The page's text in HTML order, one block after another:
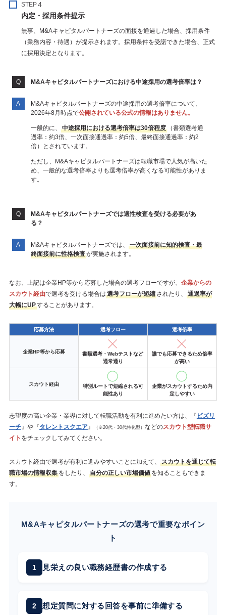
STEP
内定・採用条件提示
無事、M&Aキャピタルパートナーズの面接を通過した場合、採用条件
（業務内容・待遇）が提示されます。採用条件を受諾できた場合、正式
に採用決定となります。
M&Aキャピタルパートナーズにおける中途採用の選考倍率は？
M&Aキャピタルパートナーズの中途採用の選考倍率について、
2026年8月時点で公開されている公式の情報はありません。
一般的に、 中途採用における選考倍率は30倍程度（書類選考通
過率：約3倍、一次面接通過率：約5倍、最終面接通過率：約2
倍）とされています。
ただし、M&Aキャピタルパートナーズは転職市場で人気が高いた
め、一般的な選考倍率よりも選考倍率が高くなる可能性がありま
す。
M&Aキャピタルパートナーズでは適性検査を受ける必要があ
る？
M&Aキャピタルパートナーズでは、
一次面接前に知的検査・最
終面接前に性格検査が実施されます。
なお、上記は企業HP等から応募した場合の選考フローですが、 企業からの
スカウト経由で選考を受ける場合は 選考フローが短縮されたり、
通過率が
大幅にUPすることがあります。
応募方法 選考フロー 選考倍率
企業HP等から応募
書類選考・Webテストなど
通常通り
誰でも応募できるため倍率
が高い
スカウト経由
特別ルートで短縮される可
能性あり
企業がスカウトするため内
定しやすい
志望度の高い企業・業界に対して転職活動を有利に進めたい方は、『 ビズリ
ーチ』や『タレントスクエア』 （※20代・30代特化型） などのスカウト型転職サ
イト をチェックしてみてください。
スカウト経由で選考が有利に進みやすいことに加えて、
スカウトを通じて転
職市場の情報収集 をしたり、 自分の正しい市場価値 を知ることもできま
す。
M&Aキャピタルパートナーズの選考で重要なポイン
ト
見栄えの良い職務経歴書の作成する
想定質問に対する回答を事前に準備する